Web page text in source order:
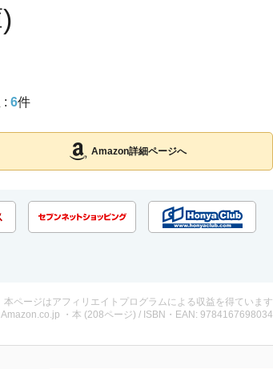
: 6件
Amazon詳細ページへ
本ページはアフィリエイトプログラムによる収益を得ています
Amazon.co.jp ・本 (208ページ) / ISBN・EAN: 9784167698034